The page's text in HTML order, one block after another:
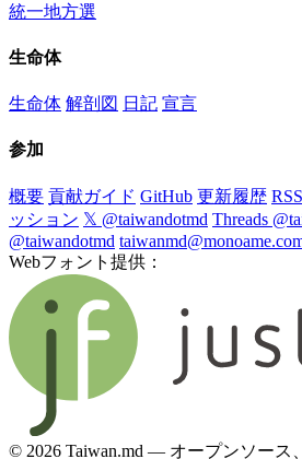
統一地方選
生命体
生命体 解剖図 日記 宣言
参加
概要 貢献ガイド GitHub 更新履歴 RSS
ッション 𝕏 @taiwandotmd Threads
@taiwandotmd
Webフォント提供：
© 2026 Taiwan.md — オープンソース